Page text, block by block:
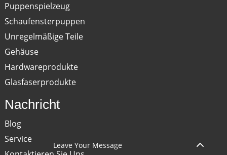
Puppenspielzeug
Schaufensterpuppen
Unregelmäßige Teile
Gehäuse
Hardwareprodukte
Glasfaserprodukte
Nachricht
Blog
Service
Leave Your Message